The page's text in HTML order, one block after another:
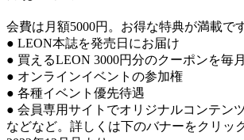
会費は月額5000円。お得な特典が満載で
● LEON本誌を発売日にお届け
● 買えるLEON 3000円分のクーポンを毎
● オンラインイベントの参加権
● 各種イベント優先待遇
● 会員専用サイトでオリジナルコンテン
などなど。詳しくは下のバナーをクリッ